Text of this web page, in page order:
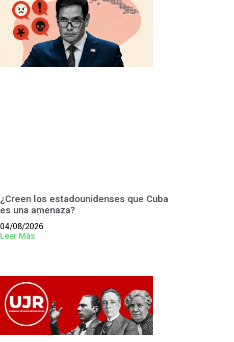
¿Creen los estadounidenses que Cuba
es una amenaza?
04/08/2026
Leer Más